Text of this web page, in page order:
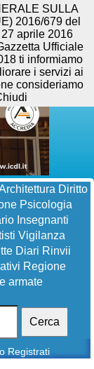
Diritto
Psicologia
Insegnanti
Vigilanza
Diari Rinvii
Regione
armate
Cerca
o Registrati
SULLA
2016/679 del
aprile 2016
Ufficiale
ti informiamo
i servizi ai
consideriamo